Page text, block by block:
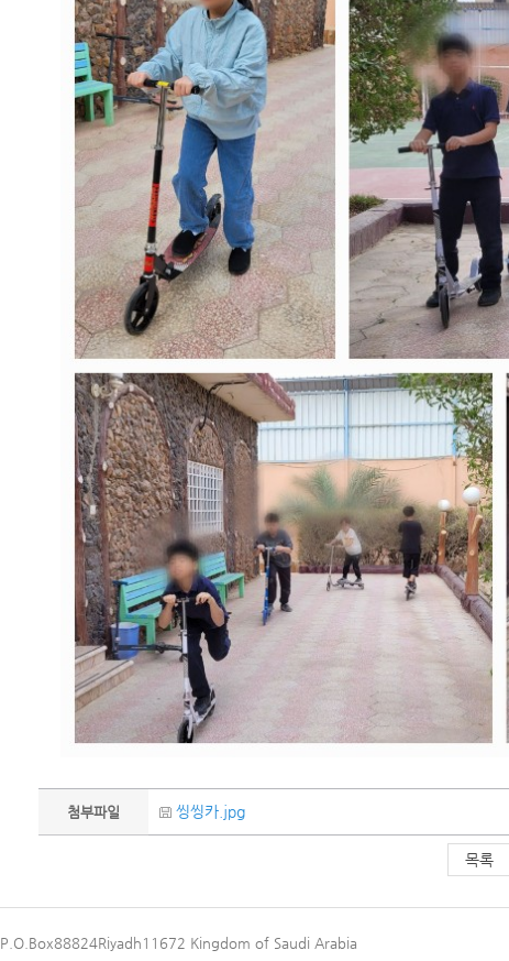
첨부파일 씽씽카.jpg
목록
P.O.Box88824Riyadh11672 Kingdom of Saudi Arabia